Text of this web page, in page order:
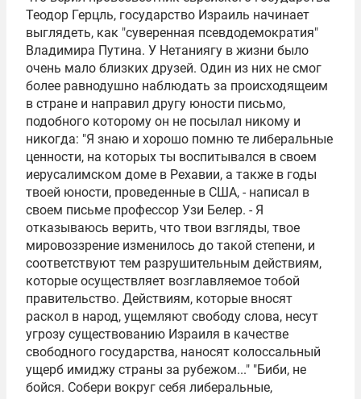
Теодор Герцль, государство Израиль начинает
выглядеть, как "суверенная псевдодемократия"
Владимира Путина. У Нетаниягу в жизни было
очень мало близких друзей. Один из них не смог
более равнодушно наблюдать за происходящеим
в стране и направил другу юности письмо,
подобного которому он не посылал никому и
никогда: "Я знаю и хорошо помню те либеральные
ценности, на которых ты воспитывался в своем
иерусалимском доме в Рехавии, а также в годы
твоей юности, проведенные в США, - написал в
своем письме профессор Узи Белер. - Я
отказываюсь верить, что твои взгляды, твое
мировоззрение изменилось до такой степени, и
соответствуют тем разрушительным действиям,
которые осуществляет возглавляемое тобой
правительство. Действиям, которые вносят
раскол в народ, ущемляют свободу слова, несут
угрозу существованию Израиля в качестве
свободного государства, наносят колоссальный
ущерб имиджу страны за рубежом..." "Биби, не
бойся. Собери вокруг себя либеральные,